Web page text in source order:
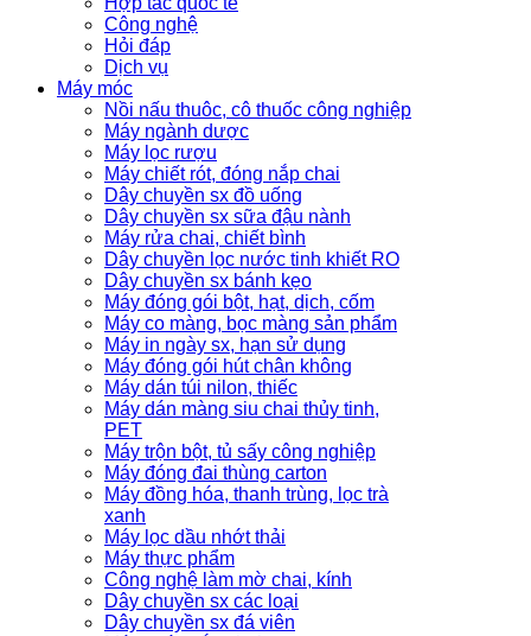
Công nghệ
Hỏi đáp
Dịch vụ
Máy móc
Nồi nấu thuôc, cô thuốc công nghiệp
Máy ngành dược
Máy lọc rượu
Máy chiết rót, đóng nắp chai
Dây chuyền sx đồ uống
Dây chuyền sx sữa đậu nành
Máy rửa chai, chiết bình
Dây chuyền lọc nước tinh khiết RO
Dây chuyền sx bánh kẹo
Máy đóng gói bột, hạt, dịch, cốm
Máy co màng, bọc màng sản phẩm
Máy in ngày sx, hạn sử dụng
Máy đóng gói hút chân không
Máy dán túi nilon, thiếc
Máy dán màng siu chai thủy tinh,
PET
Máy trộn bột, tủ sấy công nghiệp
Máy đóng đai thùng carton
Máy đồng hóa, thanh trùng, lọc trà
xanh
Máy lọc dầu nhớt thải
Máy thực phẩm
Công nghệ làm mờ chai, kính
Dây chuyền sx các loại
Dây chuyền sx đá viên